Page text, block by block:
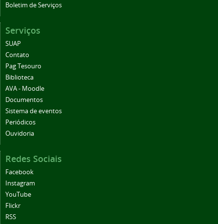
Boletim de Serviços
Serviços
SUAP
Contato
Pag Tesouro
Biblioteca
AVA - Moodle
Documentos
Sistema de eventos
Periódicos
Ouvidoria
Redes Sociais
Facebook
Instagram
YouTube
Flickr
RSS